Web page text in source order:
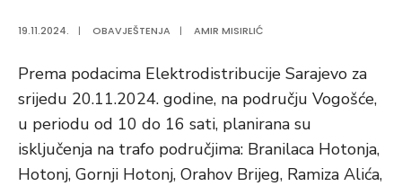
19.11.2024. | OBAVJEŠTENJA | AMIR MISIRLIĆ
Prema podacima Elektrodistribucije Sarajevo za
srijedu 20.11.2024. godine, na području Vogošće,
u periodu od 10 do 16 sati, planirana su
isključenja na trafo područjima: Branilaca Hotonja,
Hotonj, Gornji Hotonj, Orahov Brijeg, Ramiza Alića,